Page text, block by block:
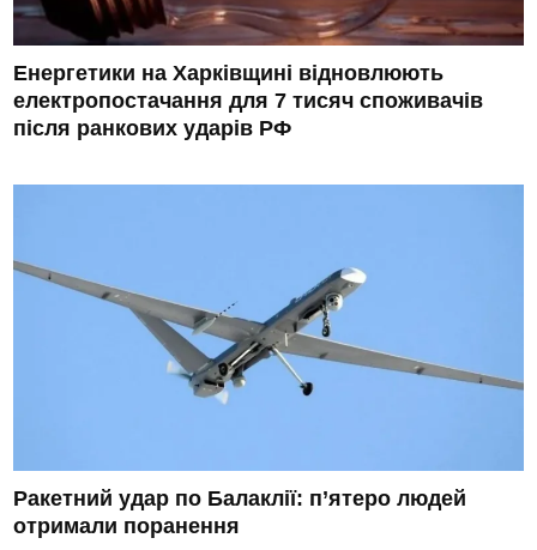
Енергетики на Харківщині відновлюють
електропостачання для 7 тисяч споживачів
після ранкових ударів РФ
Ракетний удар по Балаклії: п’ятеро людей
отримали поранення